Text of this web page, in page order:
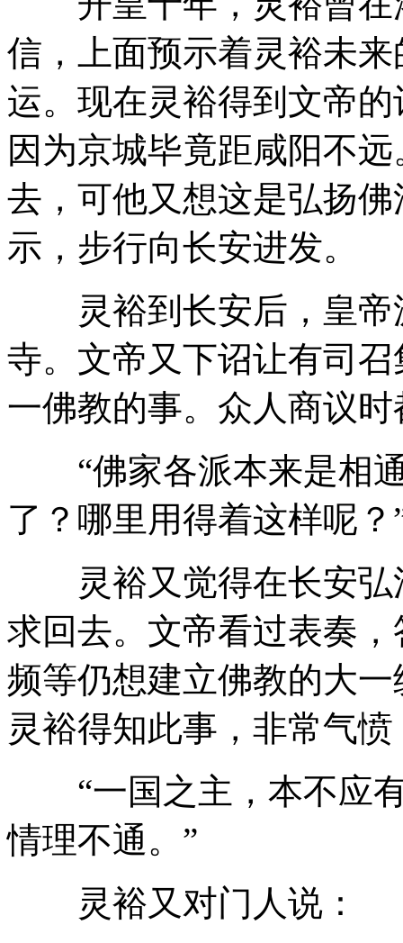
信，上面预示着灵裕未
运。现在灵裕得到文帝
因为京城毕竟距咸阳不
去，可他又想这是弘扬
示，步行向长安进发。
灵裕到长安后，皇帝
寺。文帝又下诏让有司
一佛教的事。众人商议
“佛家各派本来是相通
了？哪里用得着这样呢？
灵裕又觉得在长安弘
求回去。文帝看过表奏
频等仍想建立佛教的大
灵裕得知此事，非常气愤
“一国之主，本不应有
情理不通。”
灵裕又对门人说：